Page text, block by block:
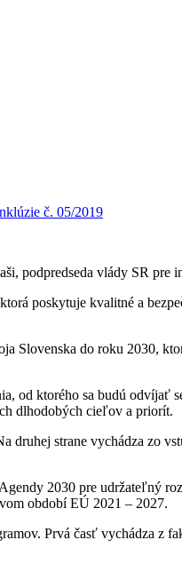
č. 05/2019
podpredseda vlády SR pre
poskytuje kvalitné a
Slovenska do roku 2030,
od ktorého sa budú odvíjať
dlhodobých cieľov a priorít.
strane vychádza zo
2030 pre udržateľný
období EÚ 2021 – 2027.
Prvá časť vychádza z